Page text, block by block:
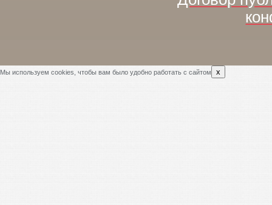
Мы используем cookies, чтобы вам было удобно работать с сайтом x